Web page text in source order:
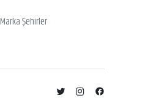
Marka Şehirler